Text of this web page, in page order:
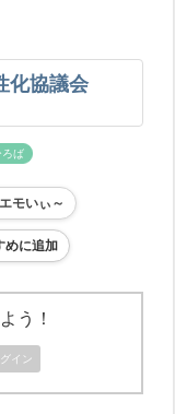
化協議会
ろば
エモいぃ～
めに追加
う！
イン